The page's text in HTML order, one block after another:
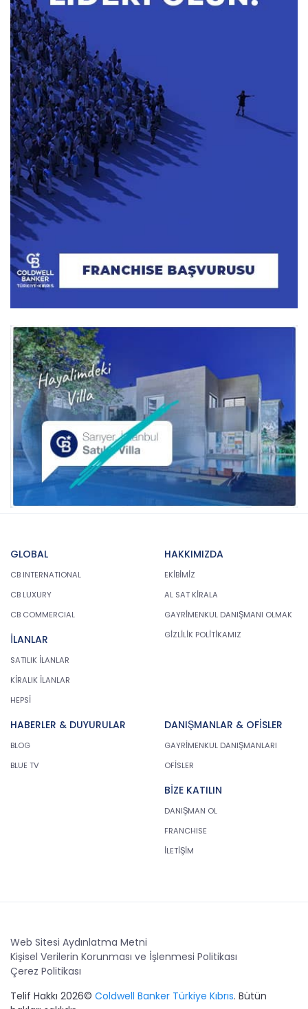
GLOBAL
CB INTERNATIONAL
CB LUXURY
CB COMMERCIAL
İLANLAR
SATILIK İLANLAR
KİRALIK İLANLAR
HEPSİ
HAKKIMIZDA
EKİBİMİZ
AL SAT KİRALA
GAYRİMENKUL DANIŞMANI OLMAK
GİZLİLİK POLİTİKAMIZ
HABERLER & DUYURULAR
BLOG
BLUE TV
DANIŞMANLAR & OFİSLER
GAYRİMENKUL DANIŞMANLARI
OFİSLER
BİZE KATILIN
DANIŞMAN OL
FRANCHISE
İLETİŞİM
Web Sitesi Aydınlatma Metni
Kişisel Verilerin Korunması ve İşlenmesi Politikası
Çerez Politikası
Telif Hakkı 2026© Coldwell Banker Türkiye Kıbrıs. Bütün